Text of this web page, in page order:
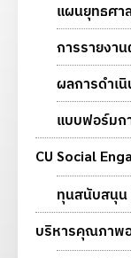
แผนยุทธศา
การรายงา
ผลการดำเ
แบบฟอร์มก
CU Social
ทุนสนับสนุน
บริหารคุณภาพ